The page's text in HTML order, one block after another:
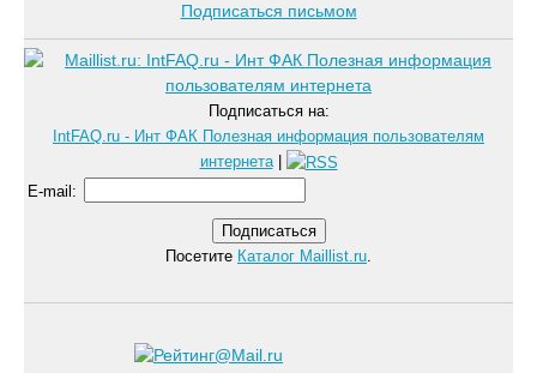
Подписаться письмом
Подписаться на:
IntFAQ.ru - Инт ФАК Полезная информация пользователям
интернета|
E-mail :
Посетите Каталог Maillist.ru.